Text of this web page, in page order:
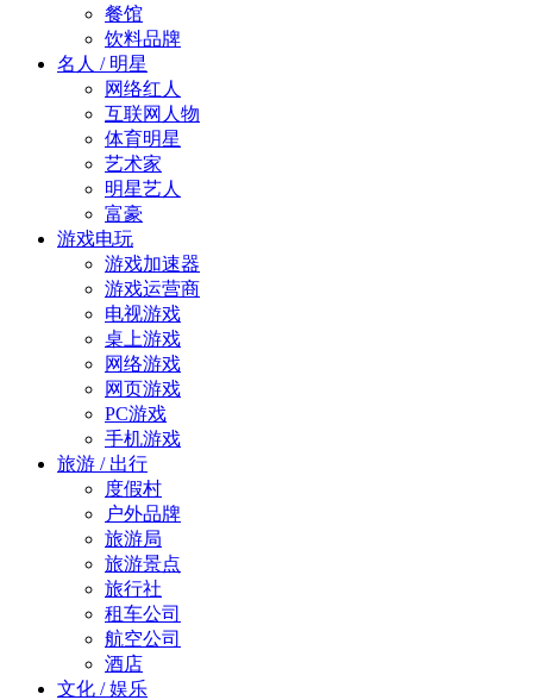
餐馆
饮料品牌
名人 / 明星
网络红人
互联网人物
体育明星
艺术家
明星艺人
富豪
游戏电玩
游戏加速器
游戏运营商
电视游戏
桌上游戏
网络游戏
网页游戏
PC游戏
手机游戏
旅游 / 出行
度假村
户外品牌
旅游局
旅游景点
旅行社
租车公司
航空公司
酒店
文化 / 娱乐